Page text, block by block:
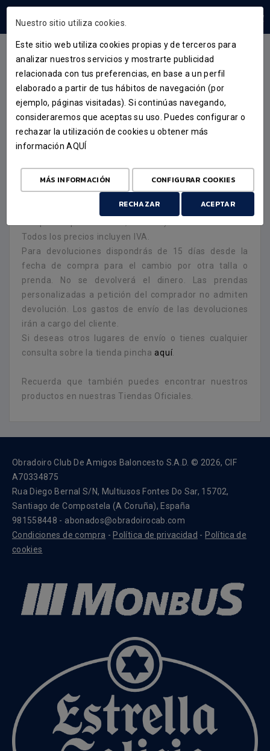
TIENDA CATEGORÍAS
CONDICIONES DE COMPRA
Ten en cuenta que los envíos sólo se harán en
territorio español peninsular y que los gastos de envío
ascenderán a 5,00 euros (gastos de envío gratis para
Todos los precios incluyen IVA.
Para devoluciones dispondrás de 15 días desde la
fecha de compra para el cambio por otra talla o
prenda. No se devolverá el dinero. Las prendas
personalizadas a petición del comprador no admiten
devolución. Los gastos de envío de las devoluciones
irán a cargo del cliente.
Si deseas otros lugares de envío o tienes cualquier
consulta sobre la tienda pincha aquí.
Recuerda que también puedes encontrar nuestros
productos en nuestras Tiendas Oficiales.
Obradoiro Club De Amigos Baloncesto S.A.D. © 2026, CIF
A70334875
Rua Diego Bernal S/N, Multiusos Fontes Do Sar, 15702,
Santiago de Compostela (A Coruña), España
981558448 - abonados@obradoirocab.com
Condiciones de compra - Política de privacidad - Política de
cookies
Nuestro sitio utiliza cookies.
Este sitio web utiliza cookies propias y de terceros para
analizar nuestros servicios y mostrarte publicidad
relacionada con tus preferencias, en base a un perfil
elaborado a partir de tus hábitos de navegación (por
ejemplo, páginas visitadas). Si continúas navegando,
consideraremos que aceptas su uso. Puedes configurar o
rechazar la utilización de cookies u obtener más
informaciónAQUÍ
MÁS INFORMACIÓN CONFIGURAR COOKIES
RECHAZAR ACEPTAR